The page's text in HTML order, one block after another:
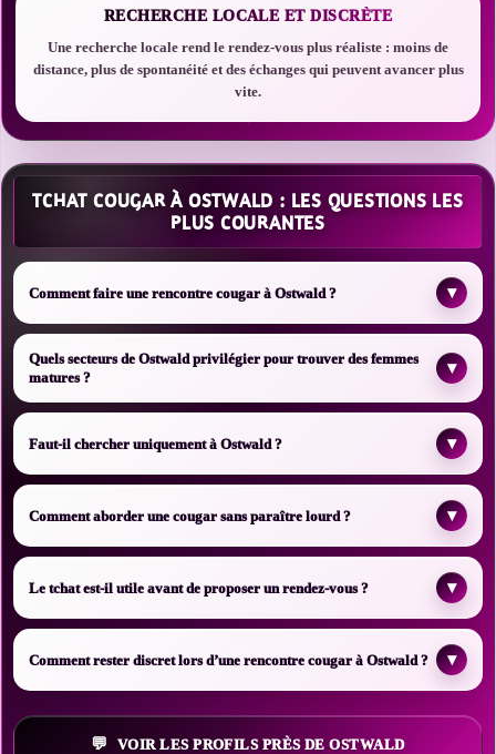
RECHERCHE LOCALE ET DISCRÈTE
Une recherche locale rend le rendez-vous plus réaliste : moins de
distance, plus de spontanéité et des échanges qui peuvent avancer plus
vite.
TCHAT COUGAR À OSTWALD : LES QUESTIONS LES
PLUS COURANTES
Comment faire une rencontre cougar à Ostwald ? ▾
Quels secteurs de Ostwald privilégier pour trouver des femmes
matures ?
▾
Faut-il chercher uniquement à Ostwald ? ▾
Comment aborder une cougar sans paraître lourd ? ▾
Le tchat est-il utile avant de proposer un rendez-vous ? ▾
Comment rester discret lors d’une rencontre cougar à Ostwald ? ▾
VOIR LES PROFILS PRÈS DE OSTWALD